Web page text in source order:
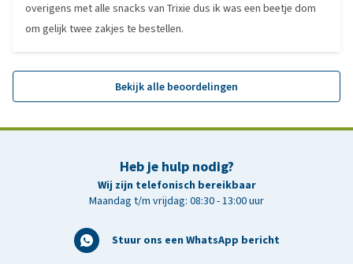
overigens met alle snacks van Trixie dus ik was een beetje dom
om gelijk twee zakjes te bestellen.
Bekijk alle beoordelingen
Heb je hulp nodig?
Wij zijn telefonisch bereikbaar
Maandag t/m vrijdag: 08:30 - 13:00 uur
Stuur ons een WhatsApp bericht